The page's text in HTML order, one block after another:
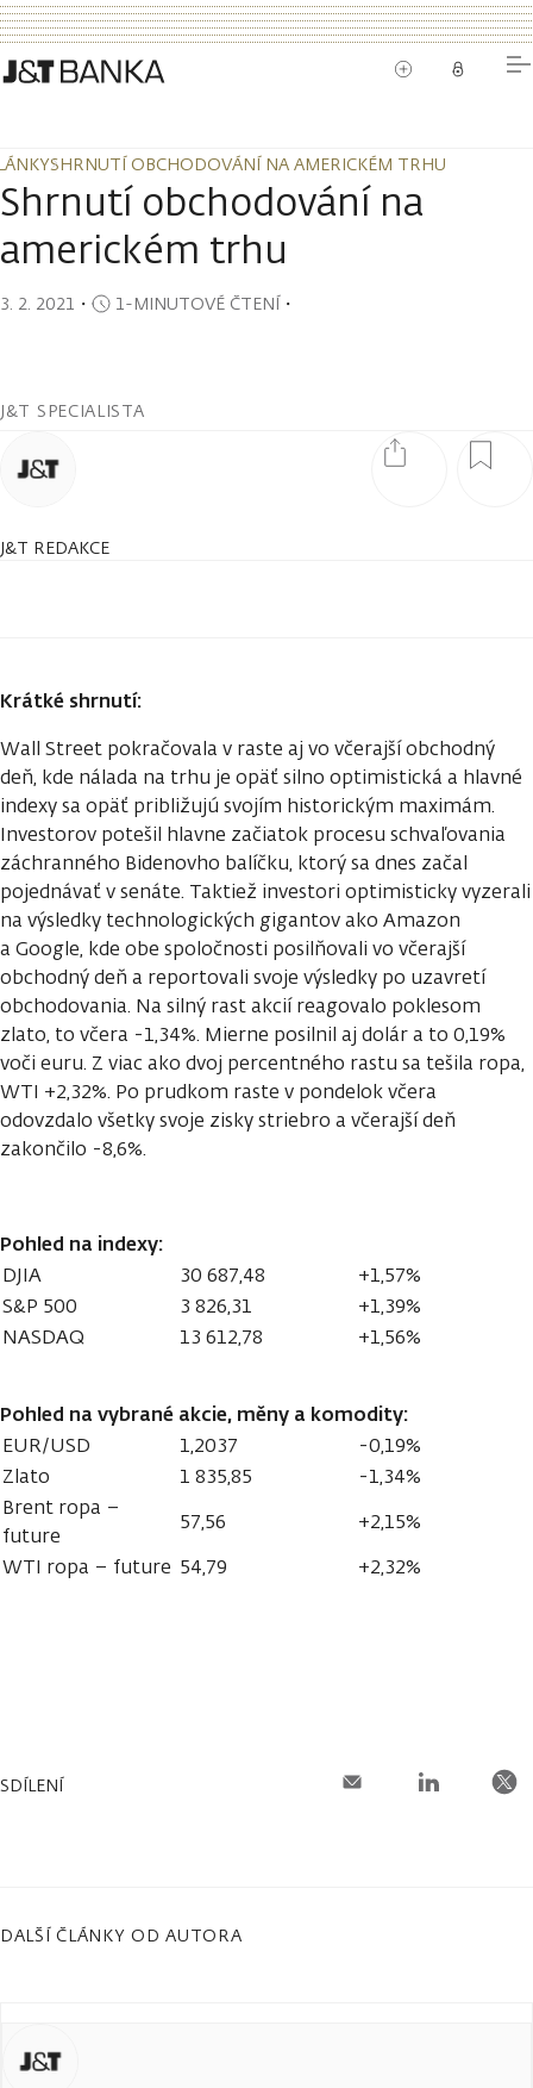
SHRNUTÍ OBCHODOVÁNÍ NA AMERICKÉM TRHU
SHRNUTÍ OBCHODOVÁNÍ NA AMERICKÉM TRHU
Shrnutí obchodování na
americkém trhu
3. 2. 2021 ・ 1-MINUTOVÉ ČTENÍ・
J&T SPECIALISTA
J&T REDAKCE
Krátké shrnutí:
Wall Street pokračovala v raste aj vo včerajší obchodný
deň, kde nálada na trhu je opäť silno optimistická a hlavné
indexy sa opäť približujú svojím historickým maximám.
Investorov potešil hlavne začiatok procesu schvaľovania
záchranného Bidenovho balíčku, ktorý sa dnes začal
pojednávať v senáte. Taktiež investori optimisticky vyzerali
na výsledky technologických gigantov ako Amazon
a Google, kde obe spoločnosti posilňovali vo včerajší
obchodný deň a reportovali svoje výsledky po uzavretí
obchodovania. Na silný rast akcií reagovalo poklesom
zlato, to včera -1,34%. Mierne posilnil aj dolár a to 0,19%
voči euru. Z viac ako dvoj percentného rastu sa tešila ropa,
WTI +2,32%. Po prudkom raste v pondelok včera
odovzdalo všetky svoje zisky striebro a včerajší deň
zakončilo -8,6%.
Pohled na indexy:
DJIA 30 687,48
+1,57%
S&P 500
3 826,31
+1,39%
NASDAQ
13 612,78 +1,56%
Pohled na vybrané akcie, měny a komodity:
EUR/USD 1,2037
-0,19%
Zlato
1 835,85
-1,34%
Brent ropa –
future
57,56
+2,15%
WTI ropa – future 54,79 +2,32%
SDÍLENÍ
DALŠÍ ČLÁNKY OD AUTORA